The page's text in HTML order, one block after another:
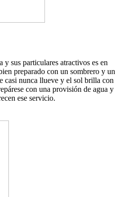
y sus particulares atractivos es en
preparado con un sombrero y un
casi nunca llueve y el sol brilla con
con una provisión de agua y
ese servicio.